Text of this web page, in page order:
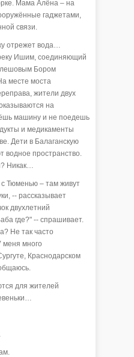
Мама Алёна – на
гаджетами,
связи.
отрежет вода…
Ишим, соединяющий
Бором
месте моста
жители двух
на
машину и не поедешь
и медикаменты
Дети в Балаганскую
водное пространство.
Никак…
Тюменью – там живут
-- рассказывает
двухлетний
где?" -- спрашивает.
Не так часто
меня много
Краснодарском
для жителей